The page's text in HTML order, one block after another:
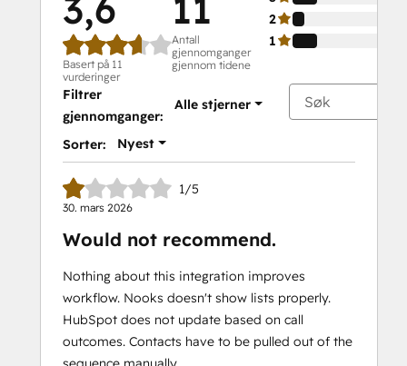
Basert på 11
vurderinger
Antall
gjennomganger
gjennom tidene
2
1
Filtrer
gjennomganger:
Alle stjerner
Sorter: Nyest
1/5
30. mars 2026
Would not recommend.
Nothing about this integration improves
workflow. Nooks doesn't show lists properly.
HubSpot does not update based on call
outcomes. Contacts have to be pulled out of the